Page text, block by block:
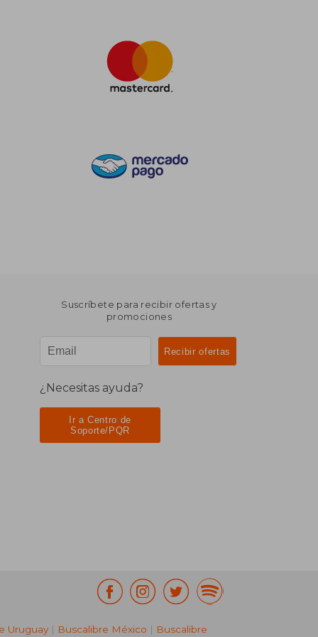
Suscríbete para recibir ofertas y
promociones
¿Necesitas ayuda?
Ir a Centro de
Soporte/PQR
Uruguay | Buscalibre México | Buscalibre